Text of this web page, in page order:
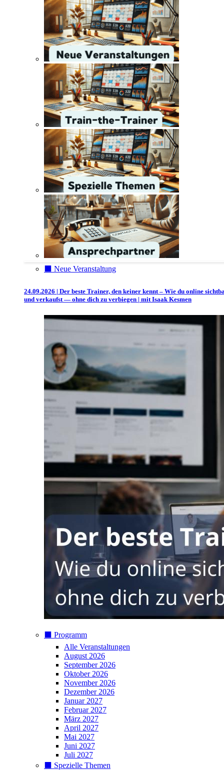
⬛️ Neue Veranstaltung
24.09.2026 | Der beste Trainer, den keiner kennt – Wie du online
und verkaufst — ohne dich zu verbiegen | mit Isaak Kesmen
⬛️ Programm
Alle Veranstaltungen
August 2026
September 2026
Oktober 2026
November 2026
Dezember 2026
Januar 2027
Februar 2027
März 2027
April 2027
Mai 2027
Juni 2027
Juli 2027
⬛️ Spezielle Themen